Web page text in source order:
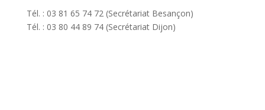
Tél. : 03 81 65 74 72 (Secrétariat Besançon)
Tél. : 03 80 44 89 74 (Secrétariat Dijon)